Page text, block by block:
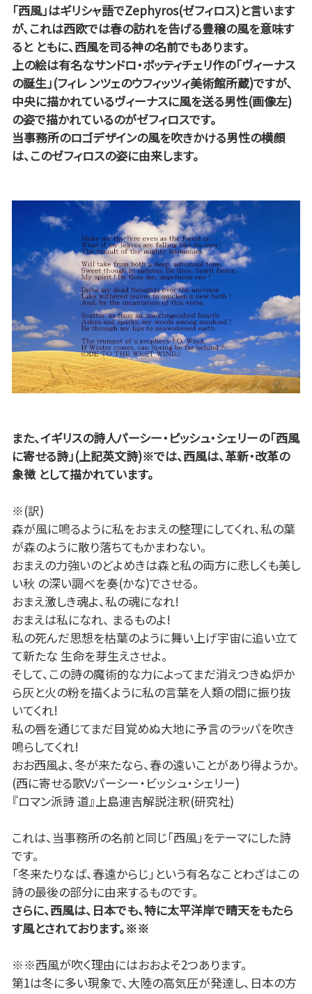
「西風」はギリシャ語でZephyros(ゼフィロス)と言います
が、これは西欧では春の訪れを告げる豊穣の風を意味す
ると ともに、西風を司る神の名前でもあります。
上の絵は有名なサンドロ・ボッティチェリ作の「ヴィーナス
の誕生」(フィレ ンツェのウフィッツィ美術館所蔵)ですが、
中央に描かれているヴィーナスに風を送る男性(画像左)
の姿で描かれているのがゼフィロスです。
当事務所のロゴデザインの風を吹きかける男性の横顔
は、このゼフィロスの姿に由来します。
また、イギリスの詩人パーシー・ピッシュ・シェリーの「西風
に寄せる詩」(上記英文詩)※では、西風は、革新・改革の
象徴 として描かれています。
※(訳)
森が風に鳴るように私をおまえの整理にしてくれ、私の葉
が森のように散り落ちてもかまわない。
おまえの力強いのどよめきは森と私の両方に悲しくも美し
い秋 の深い調べを奏(かな)でさせる。
おまえ激しき魂よ、私の魂になれ!
おまえは私になれ、 まるものよ!
私の死んだ思想を枯葉のように舞い上げ宇宙に追い立て
て新たな 生命を芽生えさせよ。
そして、この詩の魔術的な力によってまだ消えつきぬ炉か
ら灰と火の粉を描くように私の言葉を人類の間に振り抜
いてくれ!
私の唇を通じてまだ目覚めぬ大地に予言のラッパを吹き
鳴らしてくれ!
おお西風よ、冬が来たなら、春の遠いことがあり得ようか。
(西に寄せる歌V:パーシー・ビッシュ・シェリー)
『ロマン派詩 道』上島連吉解説注釈(研究社)
これは、当事務所の名前と同じ「西風」をテーマにした詩
です。
「冬来たりなば、春遠からじ」という有名なことわざはこの
詩の最後の部分に由来するものです。
さらに、西風は、日本でも、特に太平洋岸で晴天をもたら
す風とされております。※※
※※西風が吹く理由にはおおよそ2つあります。
第1は冬に多い現象で、大陸の高気圧が発達し、日本の方